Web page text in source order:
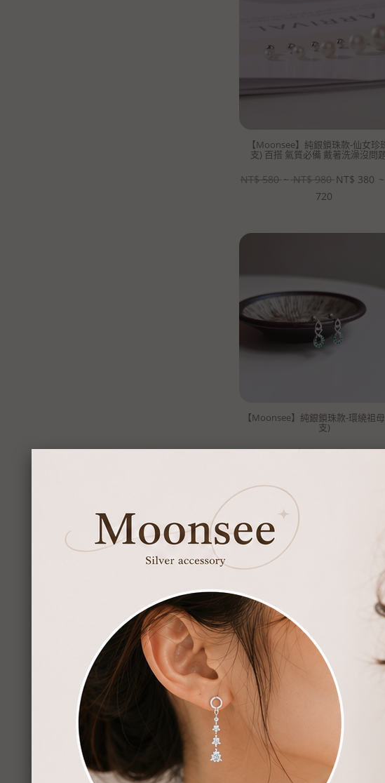
【Moonsee】純銀鎖珠款-仙女珍
支) 百搭 氣質必備 戴著洗澡沒問題
NT$ 580 ~ NT$ 980 NT$ 380 ~
720
【Moonsee】純銀鎖珠款-環繞祖
支)
NT$ 980 NT$ 680
【Moonsee】純銀鎖珠-雙簍空愛
NT$